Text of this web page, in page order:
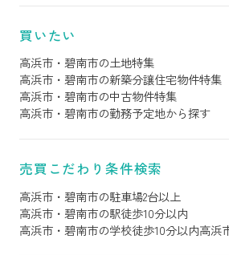
買いたい
高浜市・碧南市の土地特集
高浜市・碧南市の新築分譲住宅物件特集
高浜市・碧南市の中古物件特集
高浜市・碧南市の勤務予定地から探す
売買こだわり条件検索
高浜市・碧南市の駐車場2台以上
高浜市・碧南市の駅徒歩10分以内
高浜市・碧南市の学校徒歩10分以内高浜